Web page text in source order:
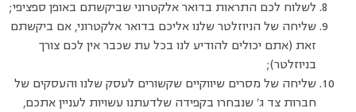
לשלוח לכם התראות בדואר אלקטרוני שביקשתם באופן ספציפי;
שליחה של הניוזלטר שלנו אליכם בדואר אלקטרוני, אם ביקשתם
זאת (אתם יכולים להודיע לנו בכל עת שכבר אין לכם צורך
בניוזלטר);
שליחה של מסרים שיווקיים שקשורים לעסק שלנו והעסקים של
חברות צד ג’ שנבחרו בקפידה שלדעתנו עשויות לעניין אתכם,